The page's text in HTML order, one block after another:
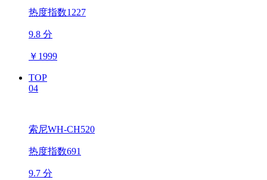
热度指数1227
9.8 分
￥ 1999
TOP
04
索尼WH-CH520
热度指数691
9.7 分